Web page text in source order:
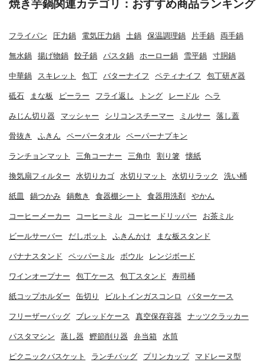
焼き芋鍋関連カテゴリ：おすすめ商品ランキング
フライパン 圧力鍋 電気圧力鍋 土鍋 保温調理鍋 片手鍋 両手鍋
無水鍋 揚げ物鍋 餃子鍋 パスタ鍋 ホーロー鍋 雪平鍋 寸胴鍋
中華鍋 スキレット 包丁 バターナイフ ペティナイフ 包丁研ぎ器
砥石 まな板 ピーラー フライ返し トング レードル ヘラ
みじん切り器 マッシャー シリコンスチーマー ミルサー 落し蓋
骨抜き ふきん ペーパータオル ペーパーナプキン
ランチョンマット 三角コーナー 三角巾 割り箸 懐紙
換気扇フィルター 水切りカゴ 水切りマット 水切りラック 洗い桶
紙皿 鍋つかみ 鍋敷き 食器棚シート 食器用洗剤 やかん
コーヒーメーカー コーヒーミル コーヒードリッパー お茶ミル
ビールサーバー だしポット ふきんかけ まな板スタンド
バナナスタンド ペッパーミル ボウル レンジボード
ワインオープナー 包丁ケース 包丁スタンド 寿司桶
紙コップホルダー 缶切り ビルトインガスコンロ バターケース
フリーザーバッグ ブレッドケース 真空保存容器 ナッツクラッカー
パスタマシン 蒸し器 鰹節削り器 弁当箱 水筒
ピクニックバスケット ランチバッグ プリンカップ マドレーヌ型